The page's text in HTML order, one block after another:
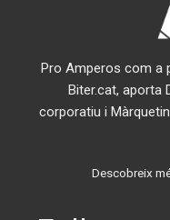
Pro Amperos com a
Biter.cat, aporta
corporatiu i
Descobreix